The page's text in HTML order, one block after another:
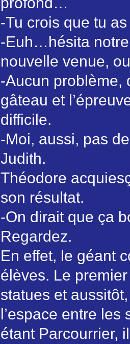
-Tu crois que tu
-Euh…hésita
nouvelle venue,
-Aucun problème,
gâteau et
difficile.
-Moi, aussi, pas
Judith.
Théodore
son résultat.
-On dirait que ça
Regardez.
En effet, le géant
élèves. Le premier
statues et
l’espace entre
étant Parcourrier,